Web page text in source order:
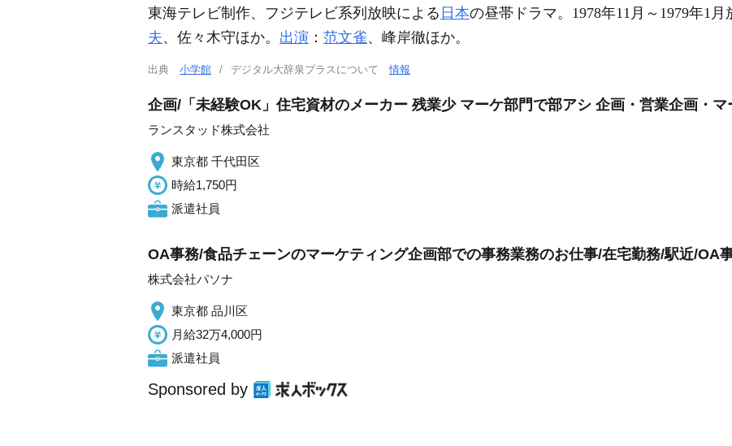
東海テレビ制作、フジテレビ系列放映による 日本の昼帯ドラマ。1978年11月～1979年1月
夫、佐々木守ほか。 出演 ： 范文雀、峰岸徹ほか。
出典 小学館 デジタル大辞泉プラスについて情報
企画/「未経験OK」住宅資材のメーカー 残業少 マーケ部門で部アシ 企画・営業企画・マ
ランスタッド株式会社
東京都 千代田区
時給1,750円
派遣社員
OA事務/食品チェーンのマーケティング企画部での事務業務のお仕事/在宅勤務/駅近/OA
株式会社パソナ
東京都 品川区
月給32万4,000円
派遣社員
Sponsored by